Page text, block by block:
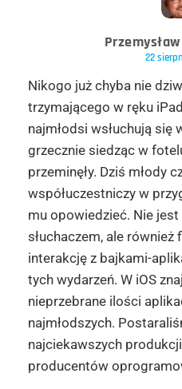
22
Nikogo już chyba nie
trzymającego w ręku
najmłodsi wsłuchują się
grzecznie siedząc w
przeminęły. Dziś młody
współuczestniczy w
mu opowiedzieć. Nie
słuchaczem, ale również
interakcję z bajkami-
tych wydarzeń. W iOS
nieprzebrane ilości
najmłodszych.
najciekawszych
producentów